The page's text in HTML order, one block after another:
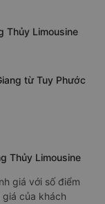
Thủy Limousine
từ Tuy Phước
Thủy Limousine
giá với số điểm
của khách